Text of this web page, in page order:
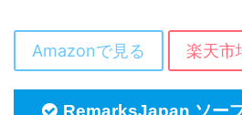
Amazonで見る 楽天市
RemarksJapan ソー